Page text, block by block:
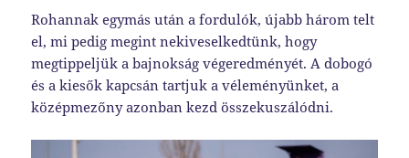
Rohannak egymás után a fordulók, újabb három telt
el, mi pedig megint nekiveselkedtünk, hogy
megtippeljük a bajnokság végeredményét. A dobogó
és a kiesők kapcsán tartjuk a véleményünket, a
középmezőny azonban kezd összekuszálódni.